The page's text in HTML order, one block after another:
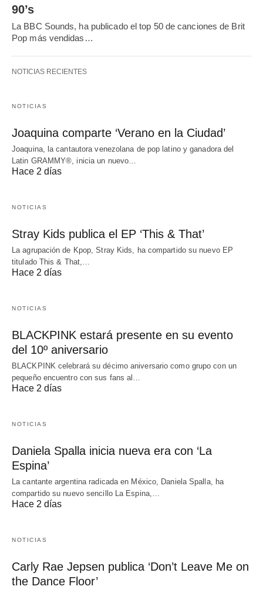
90’s
La BBC Sounds, ha publicado el top 50 de canciones de Brit
Pop más vendidas…
NOTICIAS RECIENTES
NOTICIAS
Joaquina comparte ‘Verano en la Ciudad’
Joaquina, la cantautora venezolana de pop latino y ganadora del
Latin GRAMMY®, inicia un nuevo…
Hace 2 días
NOTICIAS
Stray Kids publica el EP ‘This & That’
La agrupación de Kpop, Stray Kids, ha compartido su nuevo EP
titulado This & That,…
Hace 2 días
NOTICIAS
BLACKPINK estará presente en su evento
del 10º aniversario
BLACKPINK celebrará su décimo aniversario como grupo con un
pequeño encuentro con sus fans al…
Hace 2 días
NOTICIAS
Daniela Spalla inicia nueva era con ‘La
Espina’
La cantante argentina radicada en México, Daniela Spalla, ha
compartido su nuevo sencillo La Espina,…
Hace 2 días
NOTICIAS
Carly Rae Jepsen publica ‘Don’t Leave Me on
the Dance Floor’